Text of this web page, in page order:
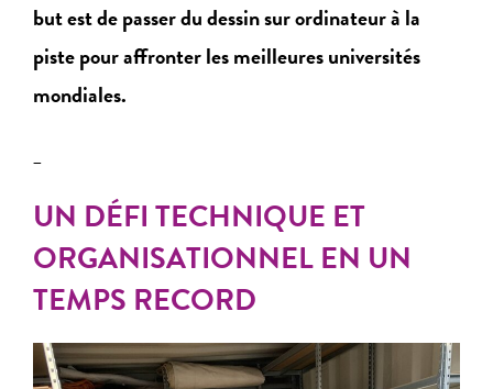
but est de passer du dessin sur ordinateur à la
piste pour affronter les meilleures universités
mondiales.
_
UN DÉFI TECHNIQUE ET
ORGANISATIONNEL EN UN
TEMPS RECORD